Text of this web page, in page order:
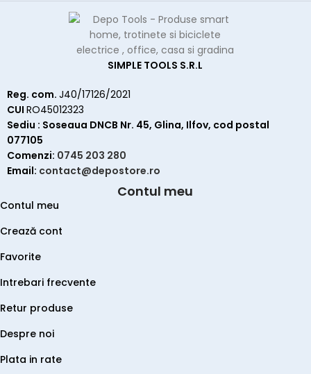
SIMPLE TOOLS S.R.L
Reg. com. J40/17126/2021
CUI RO45012323
Sediu : Soseaua DNCB Nr. 45, Glina, Ilfov, cod postal
077105
Comenzi: 0745 203 280
Email: contact@depostore.ro
Contul meu
Contul meu
Crează cont
Favorite
Intrebari frecvente
Retur produse
Despre noi
Plata in rate